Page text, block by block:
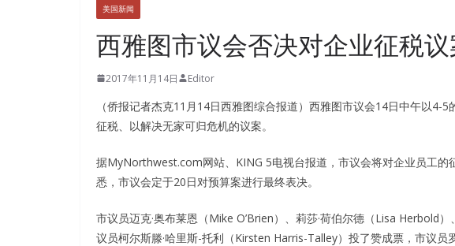
美国新闻
西雅图市议会否决对企业征税
2017年11月14日 Editor
（侨报记者杰克11月14日西雅图综合报道）西雅图市议会14日中午以4-
征税、以解决无家可归危机的议案。
据MyNorthwest.com网站、KING 5电视台报道，市议会将对企业员工的
悉，市议会定于20日对预算案进行最终表决。
市议员迈克·奥布莱恩（Mike O’Brien）、莉莎·荷伯尔德（Lisa Herbold
议员柯尔斯滕·哈里斯-托利（Kirsten Harris-Talley）投了赞成票，市议员